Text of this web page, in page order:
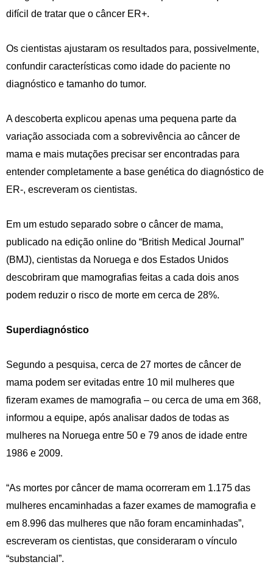
difícil de tratar que o câncer ER+.
Os cientistas ajustaram os resultados para, possivelmente,
confundir características como idade do paciente no
diagnóstico e tamanho do tumor.
A descoberta explicou apenas uma pequena parte da
variação associada com a sobrevivência ao câncer de
mama e mais mutações precisar ser encontradas para
entender completamente a base genética do diagnóstico de
ER-, escreveram os cientistas.
Em um estudo separado sobre o câncer de mama,
publicado na edição online do “British Medical Journal”
(BMJ), cientistas da Noruega e dos Estados Unidos
descobriram que mamografias feitas a cada dois anos
podem reduzir o risco de morte em cerca de 28%.
Superdiagnóstico
Segundo a pesquisa, cerca de 27 mortes de câncer de
mama podem ser evitadas entre 10 mil mulheres que
fizeram exames de mamografia – ou cerca de uma em 368,
informou a equipe, após analisar dados de todas as
mulheres na Noruega entre 50 e 79 anos de idade entre
1986 e 2009.
“As mortes por câncer de mama ocorreram em 1.175 das
mulheres encaminhadas a fazer exames de mamografia e
em 8.996 das mulheres que não foram encaminhadas”,
escreveram os cientistas, que consideraram o vínculo
“substancial”.